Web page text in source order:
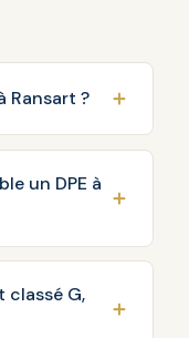
Ransart ?
un DPE à
classé G,